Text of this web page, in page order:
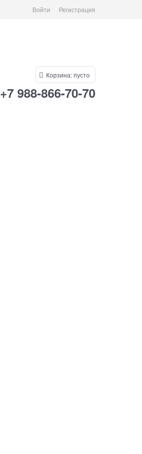
Войти Регистрация
Корзина:пусто
+7 988-866-70-70